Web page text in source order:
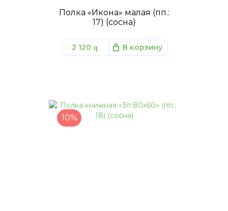
Полка «Икона» малая (пп.:
17) (сосна)
2 120 q В корзину
10%